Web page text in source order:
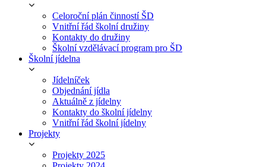
Celoroční plán činností ŠD
Vnitřní řád školní družiny
Kontakty do družiny
Školní vzdělávací program pro ŠD
Školní jídelna
Jídelníček
Objednání jídla
Aktuálně z jídelny
Kontakty do školní jídelny
Vnitřní řád školní jídelny
Projekty
Projekty 2025